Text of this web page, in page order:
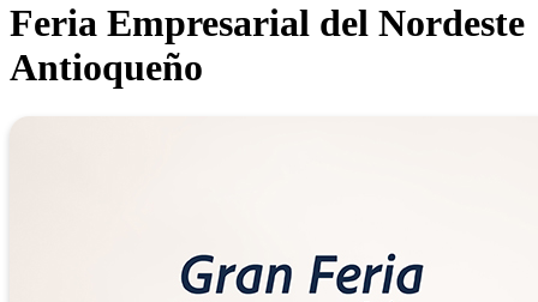
Feria Empresarial del Nordeste
Antioqueño